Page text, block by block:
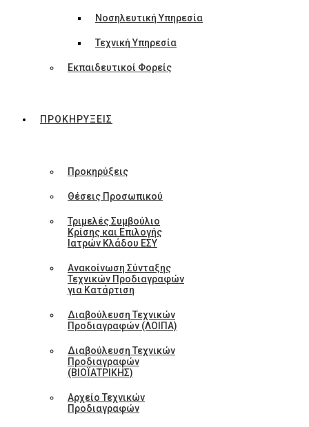
Νοσηλευτική Υπηρεσία
Τεχνική Υπηρεσία
Εκπαιδευτικοί Φορείς
ΠΡΟΚΗΡΥΞΕΙΣ
Προκηρύξεις
Θέσεις Προσωπικού
Τριμελές Συμβούλιο
Κρίσης και Επιλογής
Ιατρών Κλάδου ΕΣΥ
Ανακοίνωση Σύνταξης
Τεχνικών Προδιαγραφών
για Κατάρτιση
Διαβούλευση Τεχνικών
Προδιαγραφών (ΛΟΙΠΑ)
Διαβούλευση Τεχνικών
Προδιαγραφών
(ΒΙΟΪΑΤΡΙΚΗΣ)
Αρχείο Τεχνικών
Προδιαγραφών